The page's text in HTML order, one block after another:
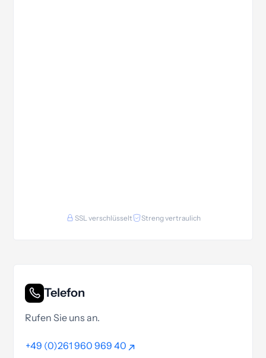
SSL verschlüsselt Streng vertraulich
Telefon
Rufen Sie uns an.
+49 (0)261 960 969 40